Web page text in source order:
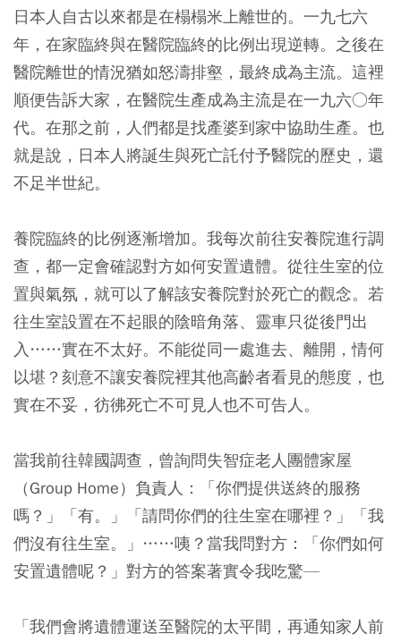
日本人自古以來都是在榻榻米上離世的。一九七六
年，在家臨終與在醫院臨終的比例出現逆轉。之後在
醫院離世的情況猶如怒濤排壑，最終成為主流。這裡
順便告訴大家，在醫院生產成為主流是在一九六○年
代。在那之前，人們都是找產婆到家中協助生產。也
就是說，日本人將誕生與死亡託付予醫院的歷史，還
不足半世紀。
養院臨終的比例逐漸增加。我每次前往安養院進行調
查，都一定會確認對方如何安置遺體。從往生室的位
置與氣氛，就可以了解該安養院對於死亡的觀念。若
往生室設置在不起眼的陰暗角落、靈車只從後門出
入……實在不太好。不能從同一處進去、離開，情何
以堪？刻意不讓安養院裡其他高齡者看見的態度，也
實在不妥，彷彿死亡不可見人也不可告人。
當我前往韓國調查，曾詢問失智症老人團體家屋
（Group Home）負責人：「你們提供送終的服務
嗎？」「有。」「請問你們的往生室在哪裡？」「我
們沒有往生室。」……咦？當我問對方：「你們如何
安置遺體呢？」對方的答案著實令我吃驚—
「我們會將遺體運送至醫院的太平間，再通知家人前